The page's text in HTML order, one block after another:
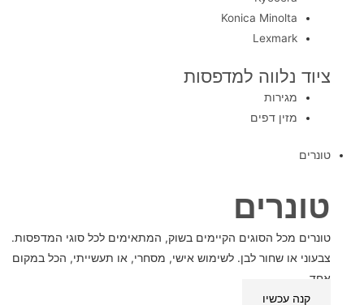
Konica Minolta
Lexmark
ציוד נלווה למדפסות
מגירות
מזין דפים
טונרים
טונרים
טונרים מכל הסוגים הקיימים בשוק, המתאימים לכל סוגי המדפסות.
צבעוני או שחור לבן. לשימוש אישי, מסחרי, או תעשייתי, הכל במקום
אחד.
קנה עכשיו